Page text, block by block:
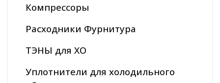
Компрессоры
Расходники Фурнитура
ТЭНЫ для ХО
Уплотнители для холодильного